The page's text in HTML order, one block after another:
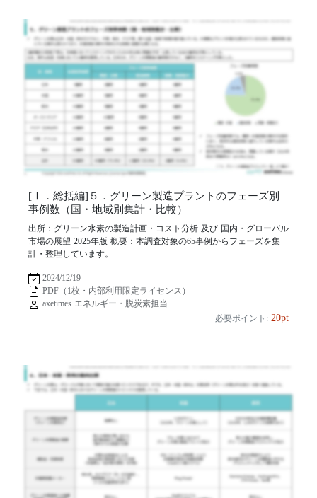
[Ⅰ．総括編]５．グリーン製造プラントのフェーズ別
事例数（国・地域別集計・比較）
出所：グリーン水素の製造計画・コスト分析 及び 国内・グローバル
市場の展望 2025年版 概要：本調査対象の65事例からフェーズを集
計・整理しています。
2024/12/19
PDF（1枚・内部利用限定ライセンス）
axetimes エネルギー・脱炭素担当
必要ポイント: 20pt